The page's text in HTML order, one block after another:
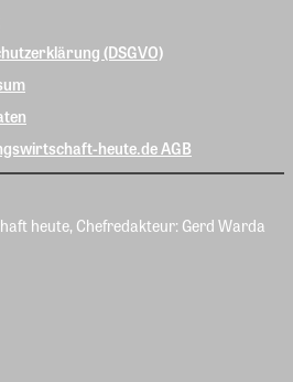
(DSGVO)
heute.de AGB
heute, Chefredakteur: Gerd Warda